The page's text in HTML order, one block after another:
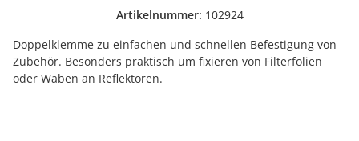
Artikelnummer: 102924
Doppelklemme zu einfachen und schnellen Befestigung von
Zubehör. Besonders praktisch um fixieren von Filterfolien
oder Waben an Reflektoren.